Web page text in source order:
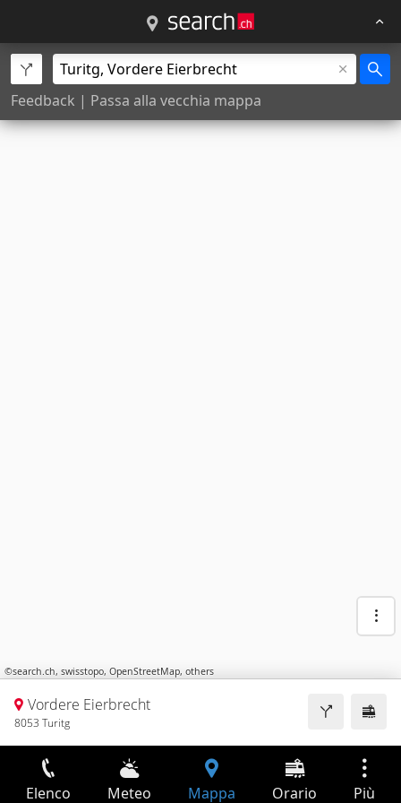
Feedback | Passa alla vecchia mappa
©search.ch, swisstopo, OpenStreetMap, others
Vordere Eierbrecht
8053 Turitg
Elenco Meteo Mappa Orario Più